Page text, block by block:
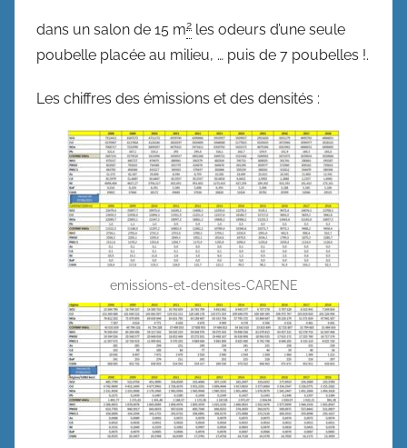
dans un salon de 15 m2 les odeurs d’une seule
poubelle placée au milieu, … puis de 7 poubelles !.
Les chiffres des émissions et des densités :
emissions-et-densites-CARENE